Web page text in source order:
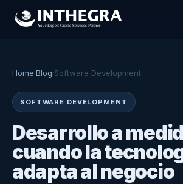
Home·Blog·Software Development
SOFTWARE DEVELOPMENT
Desarrollo a
cuando la
adapta al negocio